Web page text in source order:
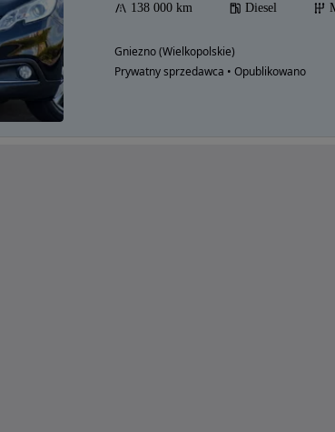
138 000 km Diesel
Gniezno (Wielkopolskie)
Prywatny sprzedawca • Opublikowano